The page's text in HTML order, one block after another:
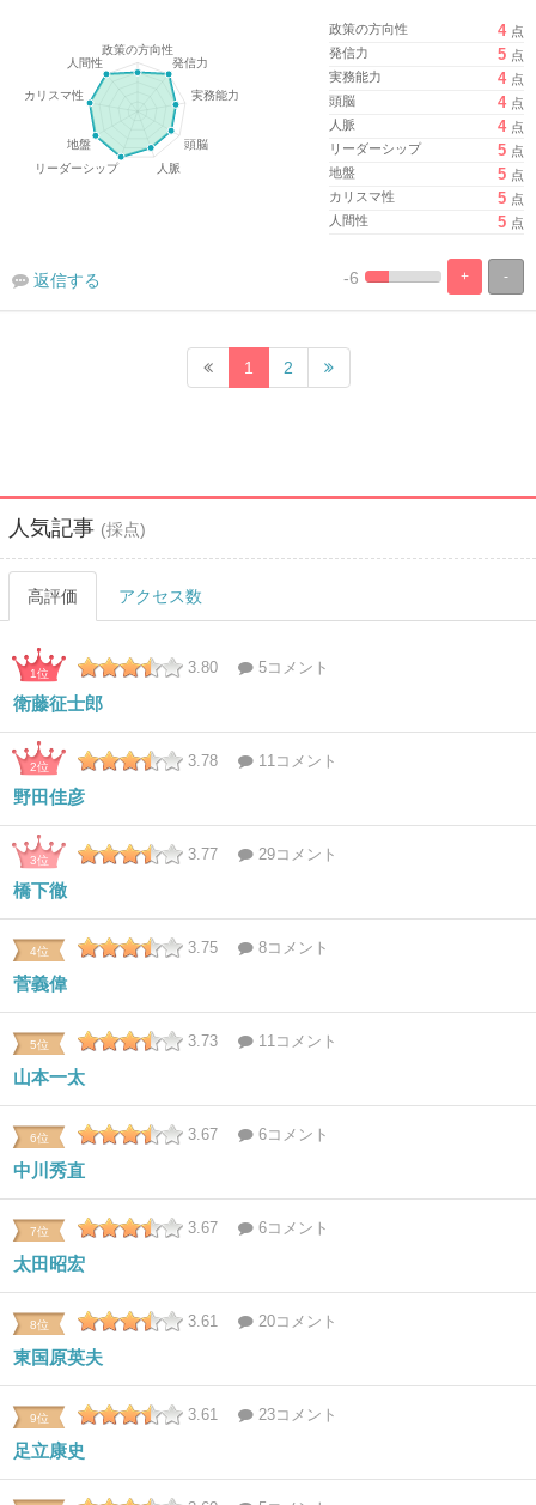
政策の方向性 4 点
発信力
5 点
実務能力
4 点
頭脳
4 点
人脈
4 点
リーダーシップ
5 点
地盤
5 点
カリスマ性
5 点
人間性
5 点
-
+
%
100%
-6
返信する
1 2
人気記事 (採点)
高評価 アクセス数
1位 3.80 5コメント
衛藤征士郎
2位 3.78 11コメント
野田佳彦
3位 3.77 29コメント
橋下徹
4位 3.75 8コメント
菅義偉
5位 3.73 11コメント
山本一太
6位 3.67 6コメント
中川秀直
7位 3.67 6コメント
太田昭宏
8位 3.61 20コメント
東国原英夫
9位 3.61 23コメント
足立康史